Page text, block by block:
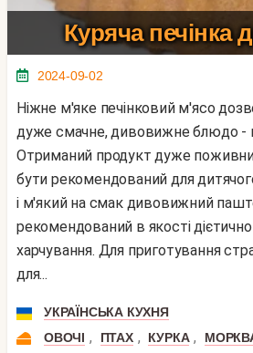
Куряча печінка
2024-09-02
Ніжне м'яке печінковий м'ясо дозволить створити
дуже смачне, дивовижне блюдо -
Отриманий продукт дуже
бути рекомендований для
і м'який на смак дивовижний
рекомендований в якості
харчування. Для приготування
для...
УКРАЇНСЬКА КУХНЯ
ОВОЧІ , ПТАХ , КУРКА ,